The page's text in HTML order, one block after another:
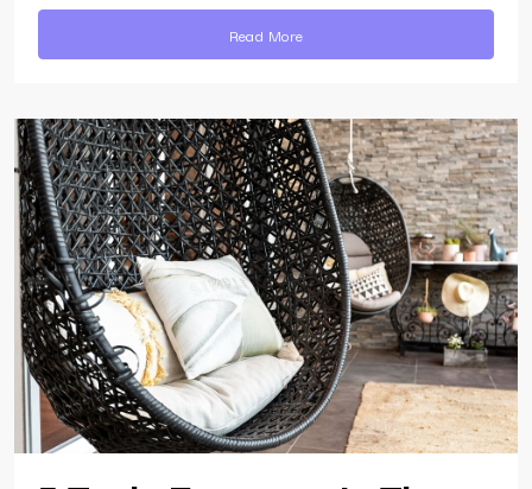
Read More